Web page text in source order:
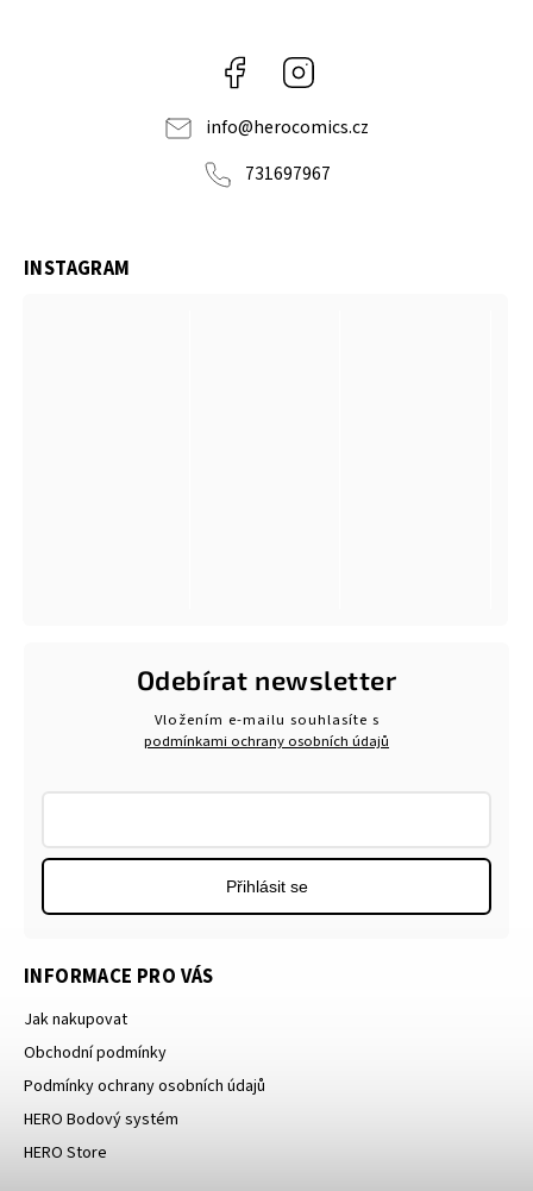
Facebook
info@herocomics.cz
731697967
INFORMACE PRO VÁS
Jak nakupovat
Obchodní podmínky
Podmínky ochrany osobních údajů
HERO Bodový systém
HERO Store
INSTAGRAM
Odebírat newsletter
Vložením e-mailu souhlasíte s
podmínkami ochrany osobních údajů
Přihlásit se